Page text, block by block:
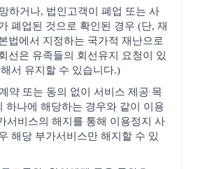
하거나, 법인고객이 폐업 또는 사
폐업된 것으로 확인된 경우 (단, 재
법에서 지정하는 국가적 재난으로
선은 유족들의 회선유지 요청이 있
서 유지할 수 있습니다.)
약 또는 동의 없이 서비스 제공 목
하나에 해당하는 경우와 같이 이용
서비스의 해지를 통해 이용정지 사
해당 부가서비스만 해지할 수 있